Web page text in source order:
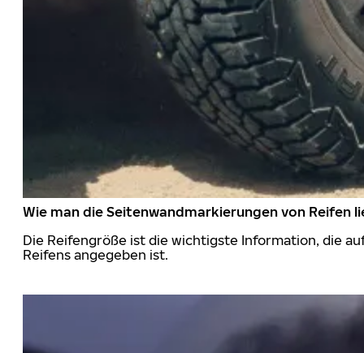
Wie man die Seitenwandmarkierungen von Reifen
Die Reifengröße ist die wichtigste Information, die
Reifens angegeben ist.